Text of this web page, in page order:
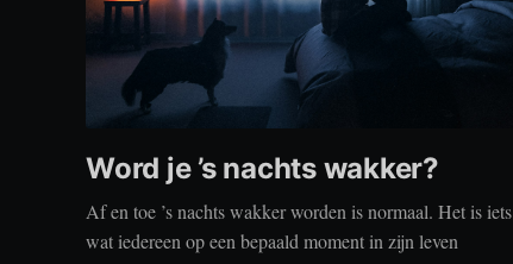
Word je ’s nachts wakker?
Af en toe ’s nachts wakker worden is normaal. Het is iets
wat iedereen op een bepaald moment in zijn leven